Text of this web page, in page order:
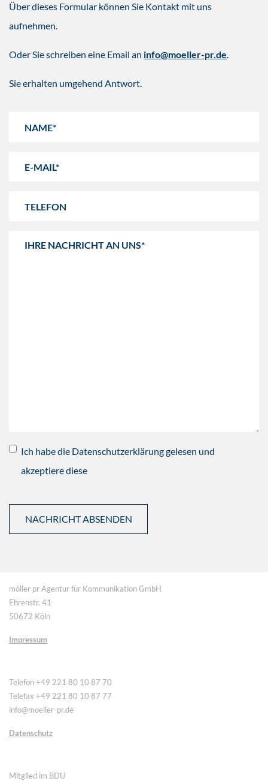
Über dieses Formular können Sie Kontakt mit uns
aufnehmen.
Oder Sie schreiben eine Email an info@moeller-pr.de.
Sie erhalten umgehend Antwort.
Ich habe die Datenschutzerklärung gelesen und
akzeptiere diese
möller pr Agentur für Kommunikation GmbH
Ehrenstr. 41
50672 Köln
Impressum
Telefon +49 221 80 10 87 70
Telefax +49 221 80 10 87 77
info@moeller-pr.de
Datenschutz
Mitglied im BDU